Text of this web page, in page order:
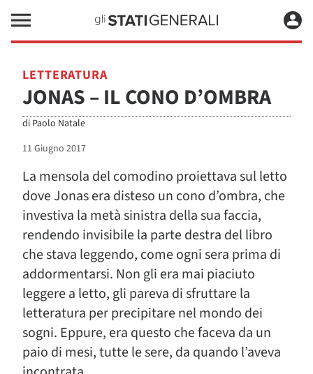
LETTERATURA
JONAS – IL CONO D’OMBRA
di Paolo Natale
11 Giugno 2017
La mensola del comodino proiettava sul letto
dove Jonas era disteso un cono d’ombra, che
investiva la metà sinistra della sua faccia,
rendendo invisibile la parte destra del libro
che stava leggendo, come ogni sera prima di
addormentarsi. Non gli era mai piaciuto
leggere a letto, gli pareva di sfruttare la
letteratura per precipitare nel mondo dei
sogni. Eppure, era questo che faceva da un
paio di mesi, tutte le sere, da quando l’aveva